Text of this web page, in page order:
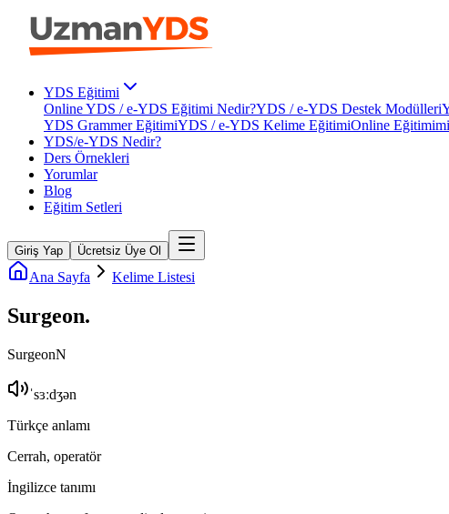
YDS Eğitimi
Online YDS / e-YDS Eğitimi Nedir?YDS / e-YDS Destek Modülleri
YDS Grammer EğitimiYDS / e-YDS Kelime EğitimiOnline
YDS/e-YDS Nedir?
Ders Örnekleri
Yorumlar
Blog
Eğitim Setleri
Giriş Yap Ücretsiz Üye Ol
Ana Sayfa Kelime Listesi
Surgeon.
SurgeonN
ˈsɜːdʒən
Türkçe anlamı
Cerrah, operatör
İngilizce tanımı